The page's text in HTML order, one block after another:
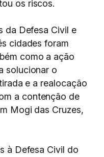
os riscos.
da Defesa Civil e
cidades foram
como a ação
solucionar o
e a realocação
a contenção de
Mogi das Cruzes,
à Defesa Civil do